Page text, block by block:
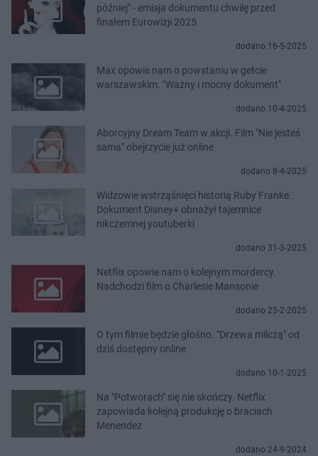
później" - emisja dokumentu chwilę przed
finałem Eurowizji 2025
dodano 16-5-2025
Max opowie nam o powstaniu w getcie
warszawskim. "Ważny i mocny dokument"
dodano 10-4-2025
Aborcyjny Dream Team w akcji. Film "Nie jesteś
sama" obejrzycie już online
dodano 8-4-2025
Widzowie wstrząśnięci historią Ruby Franke.
Dokument Disney+ obnażył tajemnice
nikczemnej youtuberki
dodano 31-3-2025
Netflix opowie nam o kolejnym mordercy.
Nadchodzi film o Charlesie Mansonie
dodano 25-2-2025
O tym filmie będzie głośno. "Drzewa milczą" od
dziś dostępny online
dodano 10-1-2025
Na "Potworach" się nie skończy. Netflix
zapowiada kolejną produkcję o braciach
Menendez
dodano 24-9-2024